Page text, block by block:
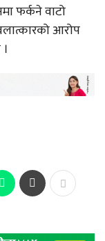
फर्कने वाटो
आरोप